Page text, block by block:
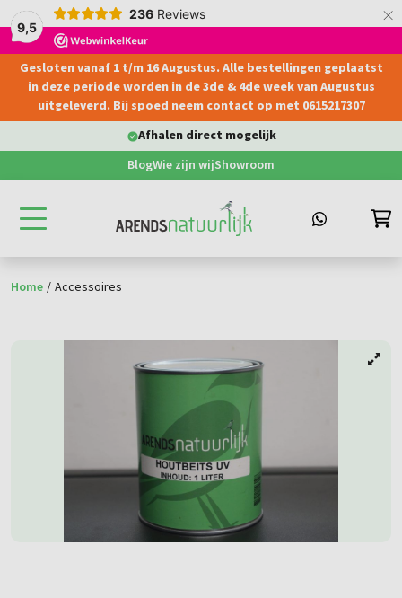
9,5
236 Reviews ×
Gesloten vanaf 1 t/m 16 Augustus. Alle bestellingen geplaatst
in deze periode worden in de 3de & 4de week van Augustus
uitgeleverd. Bij spoed neem contact op met 0615217307
Afhalen direct mogelijk
BlogWie zijn wijShowroom
Home / Accessoires